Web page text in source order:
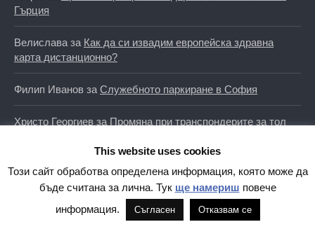
Гърция
Велислава за Как да си извадим европейска здравна
карта дистанционно?
Филип Иванов за Служебното паркиране в София
Христо Георгиев за Промяна при транспондерите за тол
ЕТИКЕТИ
ep09 facebook google lipsva opendata open data
This website uses cookies
Този сайт обработва определена информация, която може да
бъде считана за лична. Тук ще намериш повече
информация.
Съгласен Отказвам се